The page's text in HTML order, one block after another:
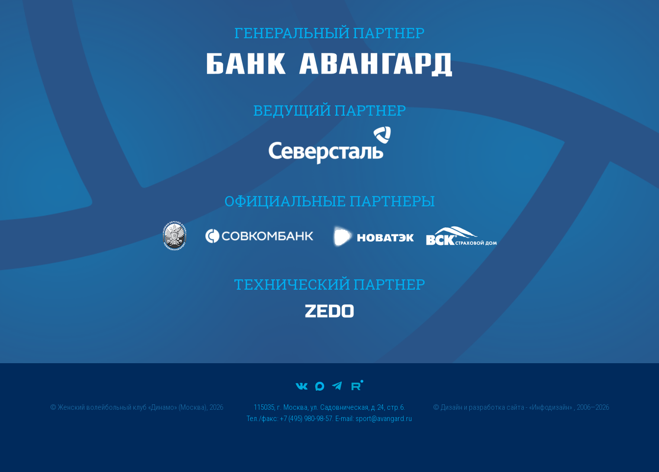
ГЕНЕРАЛЬНЫЙ ПАРТНЕР
ВЕДУЩИЙ ПАРТНЕР
ОФИЦИАЛЬНЫЕ ПАРТНЕРЫ
ТЕХНИЧЕСКИЙ ПАРТНЕР
© Женский волейбольный клуб «Динамо» (Москва), 2026
115035, г. Москва, ул. Садовническая, д.24, стр.6.
Тел./факс: +7 (495) 980-98-57. E-mail: sport@avangard.ru
© Дизайн и разработка сайта - «Инфодизайн» , 2006—2026